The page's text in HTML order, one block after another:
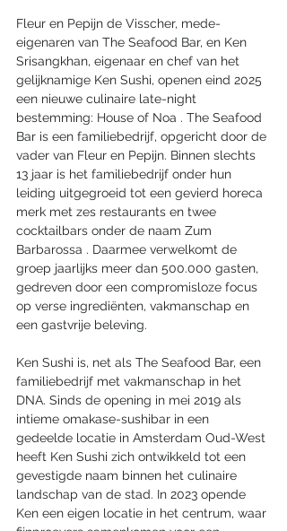
Fleur en Pepijn de Visscher, mede-
eigenaren van The Seafood Bar, en Ken
Srisangkhan, eigenaar en chef van het
gelijknamige Ken Sushi, openen eind 2025
een nieuwe culinaire late-night
bestemming: House of Noa . The Seafood
Bar is een familiebedrijf, opgericht door de
vader van Fleur en Pepijn. Binnen slechts
13 jaar is het familiebedrijf onder hun
leiding uitgegroeid tot een gevierd horeca
merk met zes restaurants en twee
cocktailbars onder de naam Zum
Barbarossa . Daarmee verwelkomt de
groep jaarlijks meer dan 500.000 gasten,
gedreven door een compromisloze focus
op verse ingrediënten, vakmanschap en
een gastvrije beleving.
Ken Sushi is, net als The Seafood Bar, een
familiebedrijf met vakmanschap in het
DNA. Sinds de opening in mei 2019 als
intieme omakase-sushibar in een
gedeelde locatie in Amsterdam Oud-West
heeft Ken Sushi zich ontwikkeld tot een
gevestigde naam binnen het culinaire
landschap van de stad. In 2023 opende
Ken een eigen locatie in het centrum, waar